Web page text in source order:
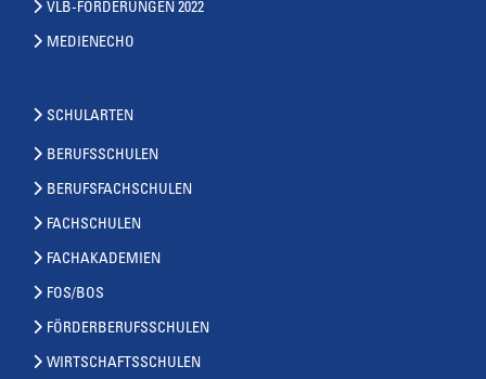
VLB-FORDERUNGEN 2022
MEDIENECHO
SCHULARTEN
BERUFSSCHULEN
BERUFSFACHSCHULEN
FACHSCHULEN
FACHAKADEMIEN
FOS/BOS
FÖRDERBERUFSSCHULEN
WIRTSCHAFTSSCHULEN